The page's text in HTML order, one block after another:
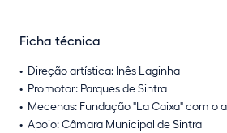
Ficha técnica
Direção artística: Inês Laginha
Promotor: Parques de Sintra
Mecenas: Fundação "La Caixa" com o
Apoio: Câmara Municipal de Sintra